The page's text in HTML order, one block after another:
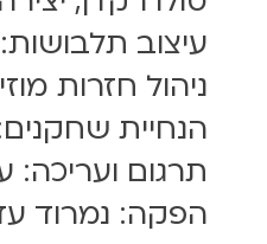
עיצוב
ניהול חזרות
הנחיית
תרגום ועריכה:
הפקה: נמרוד